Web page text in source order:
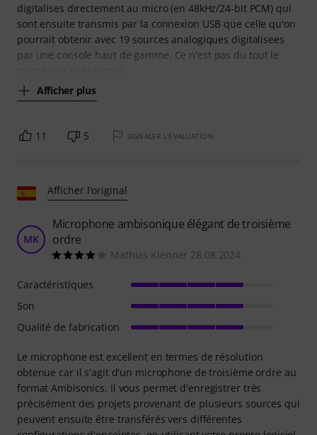
digitalises directement au micro (en 48kHz/24-bit PCM) qui
sont ensuite transmis par la connexion USB que celle qu'on
pourrait obtenir avec 19 sources analogiques digitalisees
par une console haut de gamme. Ce n'est pas du tout le
Afficher plus
11 5 SIGNALER L'ÉVALUATION
Afficher l'original
MK
Microphone ambisonique élégant de troisième
ordre
Mathias Klenner 28.08.2024
Le microphone est excellent en termes de résolution
obtenue car il s'agit d'un microphone de troisième ordre au
format Ambisonics. Il vous permet d'enregistrer très
précisément des projets provenant de plusieurs sources qui
peuvent ensuite être transférés vers différentes
Caractéristiques
Son
Qualité de fabrication